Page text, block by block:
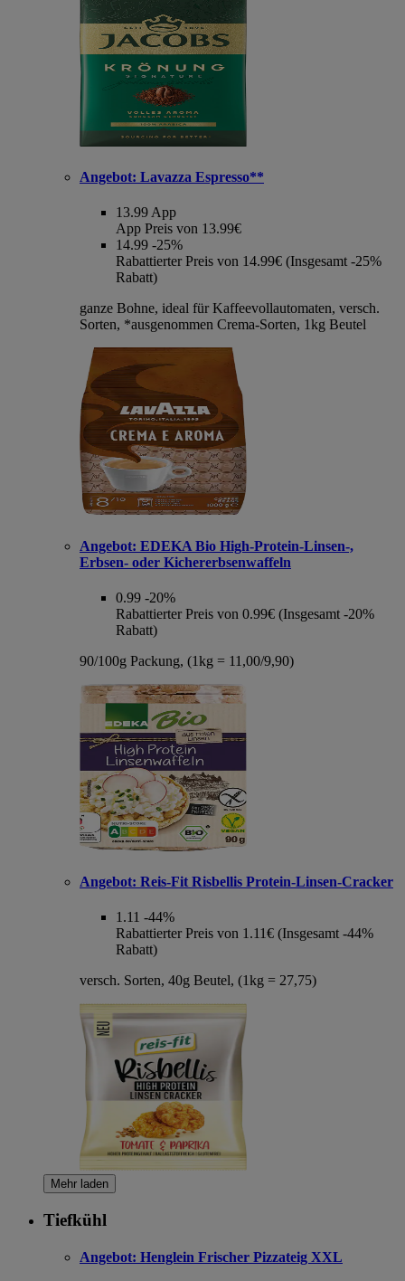
Angebot: Lavazza Espresso**
13.99 App
App Preis von 13.99€
14.99 -25%
Rabattierter Preis von 14.99€ (Insgesamt -25%
Rabatt)
ganze Bohne, ideal für Kaffeevollautomaten, versch.
Sorten, *ausgenommen Crema-Sorten, 1kg Beutel
Angebot: EDEKA Bio High-Protein-Linsen-,
Erbsen- oder Kichererbsenwaffeln
0.99 -20%
Rabattierter Preis von 0.99€ (Insgesamt -20%
Rabatt)
90/100g Packung, (1kg = 11,00/9,90)
Angebot: Reis-Fit Risbellis Protein-Linsen-Cracker
1.11 -44%
Rabattierter Preis von 1.11€ (Insgesamt -44%
Rabatt)
versch. Sorten, 40g Beutel, (1kg = 27,75)
Mehr laden
Tiefkühl
Angebot: Henglein Frischer Pizzateig XXL